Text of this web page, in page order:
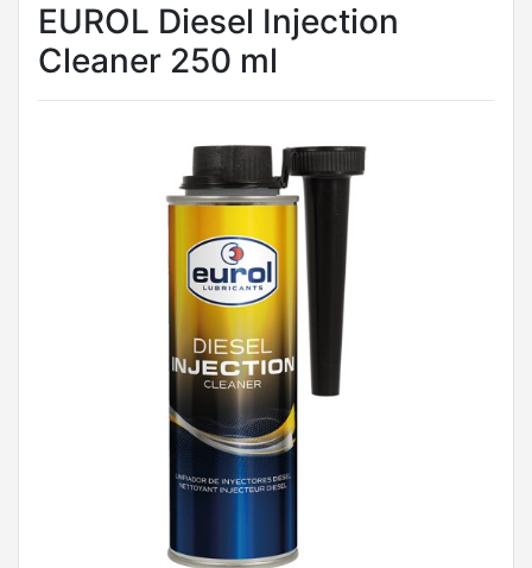
EUROL Diesel Injection
Cleaner 250 ml